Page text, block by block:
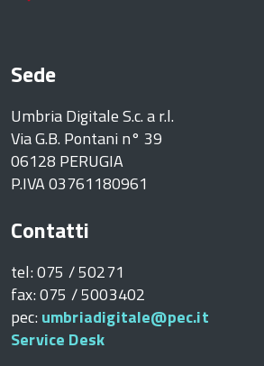
Sede
Umbria Digitale S.c. a r.l.
Via G.B. Pontani n° 39
06128 PERUGIA
P.IVA 03761180961
Contatti
tel: 075 / 50271
fax: 075 / 5003402
pec: umbriadigitale@pec.it
Service Desk